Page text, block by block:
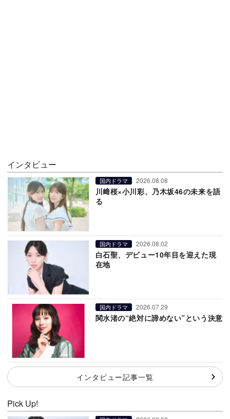
インタビュー
国内ドラマ 2026.08.08
川﨑桜×小川彩、乃木坂46の未来を語
る
国内ドラマ 2026.08.02
白石聖、デビュー10年目を迎えた現
在地
国内ドラマ 2026.07.29
関水渚の“絶対に諦めない”という決意
インタビュー記事一覧
Pick Up!